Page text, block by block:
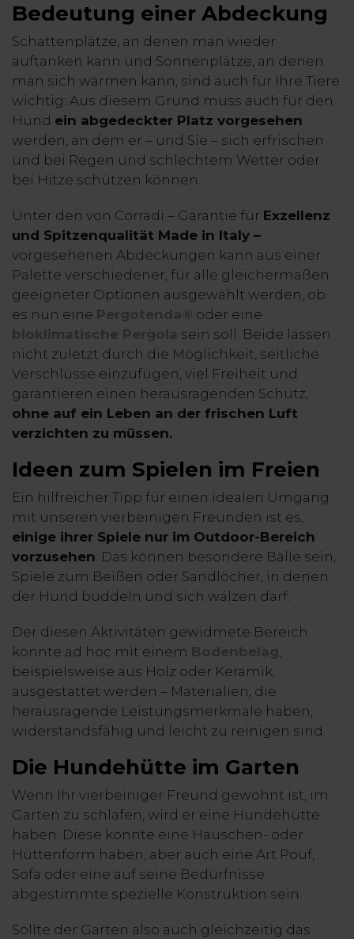
Bedeutung einer Abdeckung
Schattenplätze, an denen man wieder
auftanken kann und Sonnenplätze, an denen
man sich wärmen kann, sind auch für Ihre Tiere
wichtig: Aus diesem Grund muss auch für den
Hund ein abgedeckter Platz vorgesehen
werden, an dem er – und Sie – sich erfrischen
und bei Regen und schlechtem Wetter oder
bei Hitze schützen können.
Unter den von Corradi – Garantie für Exzellenz
und Spitzenqualität Made in Italy –
vorgesehenen Abdeckungen kann aus einer
Palette verschiedener, für alle gleichermaßen
geeigneter Optionen ausgewählt werden, ob
es nun eine Pergotenda®️ oder eine
bioklimatische Pergola sein soll. Beide lassen
nicht zuletzt durch die Möglichkeit, seitliche
Verschlüsse einzufügen, viel Freiheit und
garantieren einen herausragenden Schutz,
ohne auf ein Leben an der frischen Luft
verzichten zu müssen.
Ideen zum Spielen im Freien
Ein hilfreicher Tipp für einen idealen Umgang
mit unseren vierbeinigen Freunden ist es,
einige ihrer Spiele nur im Outdoor-Bereich
vorzusehen: Das können besondere Bälle sein,
Spiele zum Beißen oder Sandlöcher, in denen
der Hund buddeln und sich wälzen darf.
Der diesen Aktivitäten gewidmete Bereich
könnte ad hoc mit einem Bodenbelag
beispielsweise aus Holz oder Keramik,
ausgestattet werden – Materialien, die
herausragende Leistungsmerkmale haben,
widerstandsfähig und leicht zu reinigen sind.
Die Hundehütte im Garten
Wenn Ihr vierbeiniger Freund gewöhnt ist, im
Garten zu schlafen, wird er eine Hundehütte
haben: Diese könnte eine Häuschen- oder
Hüttenform haben, aber auch eine Art Pouf,
Sofa oder eine auf seine Bedürfnisse
abgestimmte spezielle Konstruktion sein.
Sollte der Garten also auch gleichzeitig das